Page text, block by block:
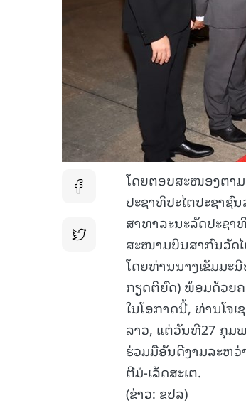
ໂດຍຕອບສະໜອງຕາ
ປະຊາທິປະໄຕປະຊາຊົ
ສາທາລະນະລັດປະຊາ
ສະໜາມບິນສາກົນວັດ
ໂດຍທ່ານນາງເຂັມມ
ກຽດຕິຍົດ) ພ້ອມດ້ວຍຄ
ໃນໂອກາດນີ້, ທ່ານໂຈ
ລາວ, ແຕ່ວັນທີ27 ກຸ
ຮ່ວມມືອັນດີງາມລະຫວ່
ຕີມໍ-ເລັດສະເຕ.
(ຂ່າວ: ຂປລ)